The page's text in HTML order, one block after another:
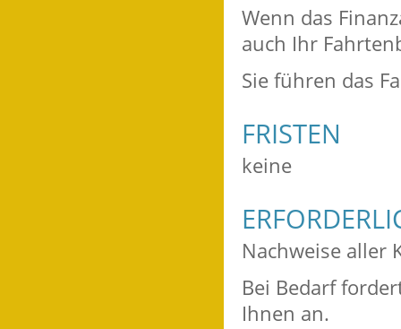
Wenn das
auch Ihr
Sie führen das
FRISTEN
keine
Nachweise aller
Bei Bedarf
Ihnen an.